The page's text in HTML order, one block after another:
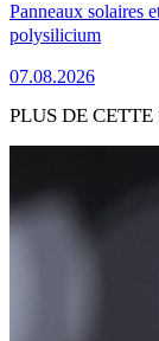
Panneaux solaires
polysilicium
07.08.2026
PLUS DE